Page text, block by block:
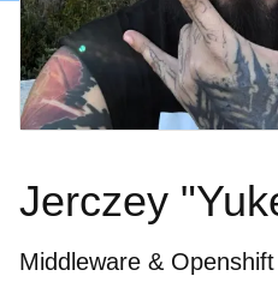
Jerczey
Middleware &